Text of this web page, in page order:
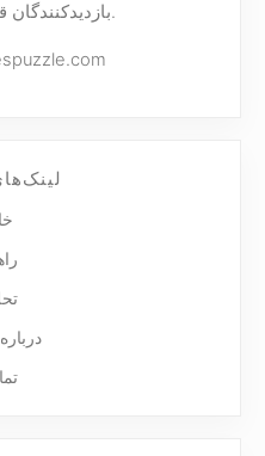
بازدیدکنندگان قبل از بازی است.